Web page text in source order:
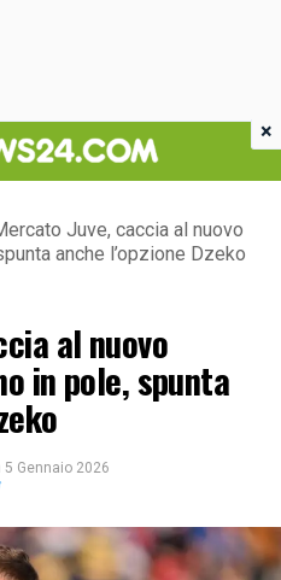
Juve, caccia al nuovo
anche l’opzione Dzeko
al nuovo
in pole, spunta
5 Gennaio 2026
×